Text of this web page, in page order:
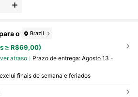
o Brazil
≥ R$69,00)
atraso Prazo de entrega: Agosto 13 -
finais de semana e feriados